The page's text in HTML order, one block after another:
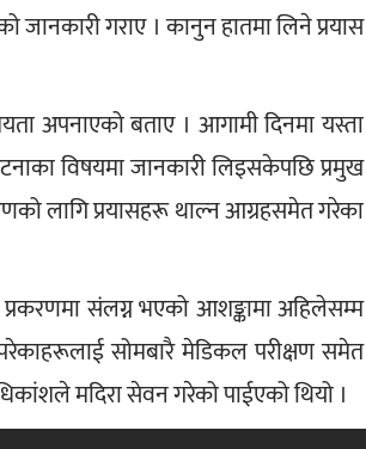
गराए । कानुन हातमा लिने प्रयास
अपनाएको बताए । आगामी दिनमा यस्ता
विषयमा जानकारी लिइसकेपछि प्रमुख
लागि प्रयासहरू थाल्न आग्रहसमेत गरेका
प्रकरणमा संलग्न भएको आशङ्कामा अहिलेसम्म
सोमबारै मेडिकल परीक्षण समेत
मदिरा सेवन गरेको पाईएको थियो ।